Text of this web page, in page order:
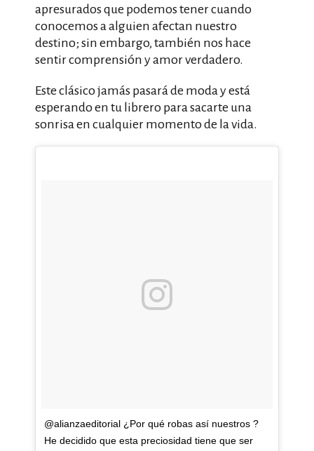
apresurados que podemos tener cuando
conocemos a alguien afectan nuestro
destino; sin embargo, también nos hace
sentir comprensión y amor verdadero.
Este clásico jamás pasará de moda y está
esperando en tu librero para sacarte una
sonrisa en cualquier momento de la vida.
@alianzaeditorial ¿Por qué robas así nuestros ?
He decidido que esta preciosidad tiene que ser